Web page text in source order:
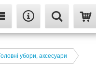
убори, аксесуари